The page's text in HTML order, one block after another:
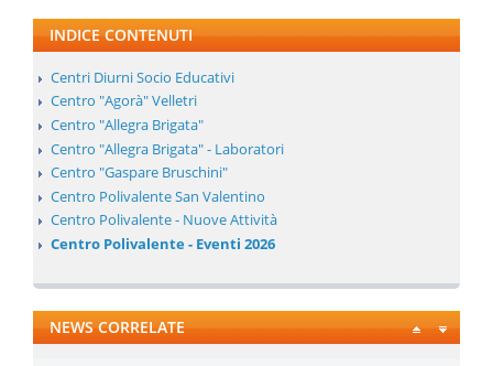
INDICE CONTENUTI
Centri Diurni Socio Educativi
Centro "Agorà" Velletri
Centro "Allegra Brigata"
Centro "Allegra Brigata" - Laboratori
Centro "Gaspare Bruschini"
Centro Polivalente San Valentino
Centro Polivalente - Nuove Attività
Centro Polivalente - Eventi 2026
NEWS CORRELATE